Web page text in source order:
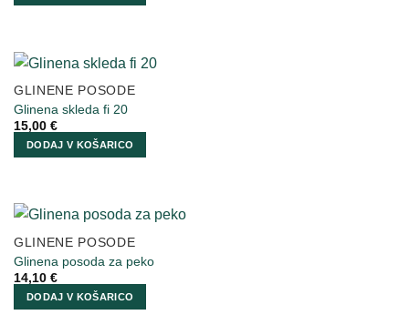
GLINENE POSODE
Glinena skleda fi 20
15,00 €
DODAJ V KOŠARICO
GLINENE POSODE
Glinena posoda za peko
14,10 €
DODAJ V KOŠARICO